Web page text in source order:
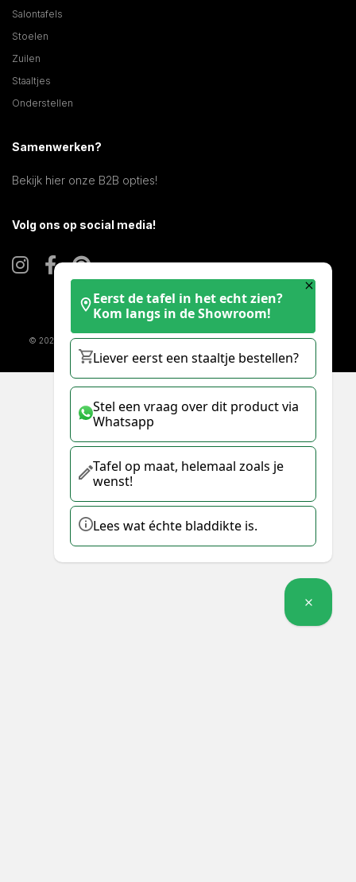
Salontafels
Stoelen
Zuilen
Staaltjes
Onderstellen
Samenwerken?
Bekijk hier onze B2B opties!
Volg ons op social media!
© 2025 KERAMISCHE TAFELS |COOKIE STATEMENT|DISCLAIMER| KVK:
61070416 | BTW: NL002142731B64
Eerst de tafel in het echt zien?
Kom langs in de Showroom!
Liever eerst een staaltje bestellen?
Stel een vraag over dit product via
Whatsapp
Tafel op maat, helemaal zoals je
wenst!
Lees wat échte bladdikte is.